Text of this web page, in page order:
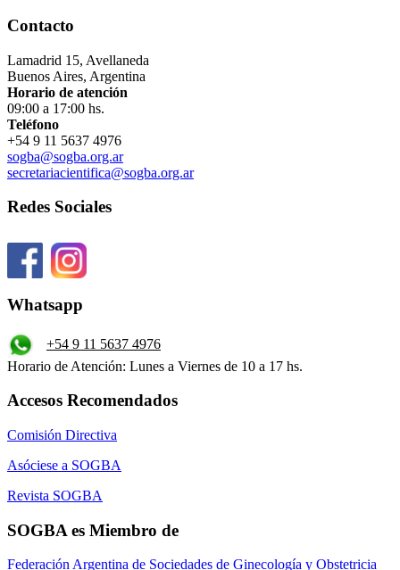
Contacto
Lamadrid 15, Avellaneda
Buenos Aires, Argentina
Horario de atención
09:00 a 17:00 hs.
Teléfono
+54 9 11 5637 4976
sogba@sogba.org.ar
secretariacientifica@sogba.org.ar
Redes Sociales
Whatsapp
+54 9 11 5637 4976
Horario de Atención: Lunes a Viernes de 10 a 17 hs.
Accesos Recomendados
Comisión Directiva
Asóciese a SOGBA
Revista SOGBA
SOGBA es Miembro de
Federación Argentina de Sociedades de Ginecología y Obstetricia